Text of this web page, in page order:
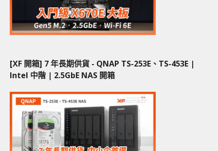
[XF 開箱] 7 年長期供貨 - QNAP TS-253E、TS-453E |
Intel 中階 | 2.5GbE NAS 開箱